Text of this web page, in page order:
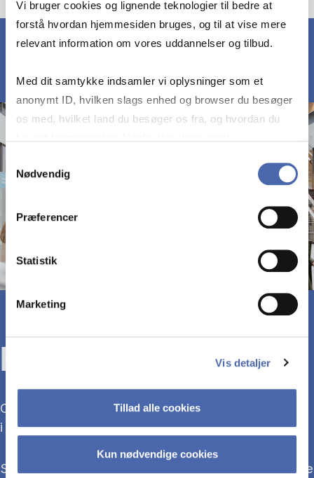
Vi bruger cookies og lignende teknologier til bedre at
forstå hvordan hjemmesiden bruges, og til at vise mere
relevant information om vores uddannelser og tilbud.
Med dit samtykke indsamler vi oplysninger som et
anonymt ID, hvilken slags enhed og browser du besøger
os med, hvilket land du besøger os fra, og hvordan du
markedsføring. Du bestemmer selv - og kan altid trække
Nødvendig
Præferencer
Statistik
Marketing
Vis detaljer
Tillad alle cookies
Kun nødvendige cookies
KOM TIL ÅBENT HUS
Overvejer du at søge ind på en bacheloruddannelse
i 2027?
Så kom med til Åbent Hus, hvor du kan blive klogere